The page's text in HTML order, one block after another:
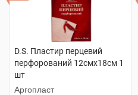
D.S. Пластир перцевий
перфорований 12смх18см 1
шт
Аргопласт